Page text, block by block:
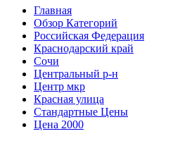
Главная
Обзор Категорий
Российская Федерация
Краснодарский край
Сочи
Центральный р-н
Центр мкр
Красная улица
Стандартные Цены
Цена 2000